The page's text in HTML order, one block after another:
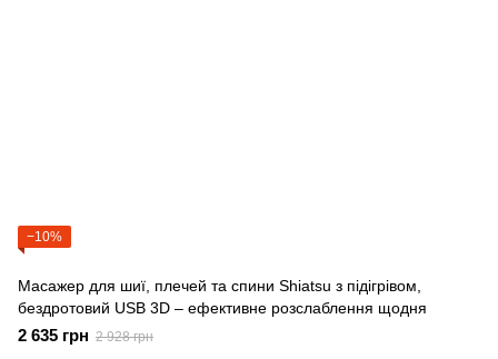
−10%
Масажер для шиї, плечей та спини Shiatsu з підігрівом,
бездротовий USB 3D – ефективне розслаблення щодня
2 635 грн 2 928 грн